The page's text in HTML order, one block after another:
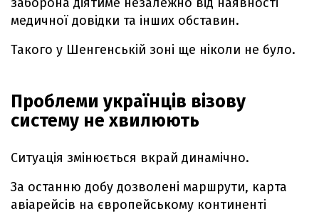
медичної довідки та інших обставин.
Такого у Шенгенській зоні ще ніколи не було.
Проблеми українців візову
систему не хвилюють
Ситуація змінюється вкрай динамічно.
За останню добу дозволені маршрути, карта
авіарейсів на європейському континенті